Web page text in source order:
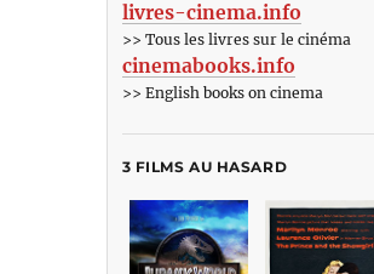
livres-cinema.info
>> Tous les livres sur le cinéma
cinemabooks.info
>> English books on cinema
3 FILMS AU HASARD